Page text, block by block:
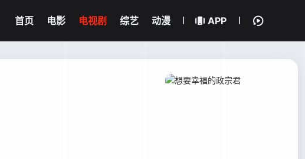
首页 电影 电视剧 综艺 动漫 APP